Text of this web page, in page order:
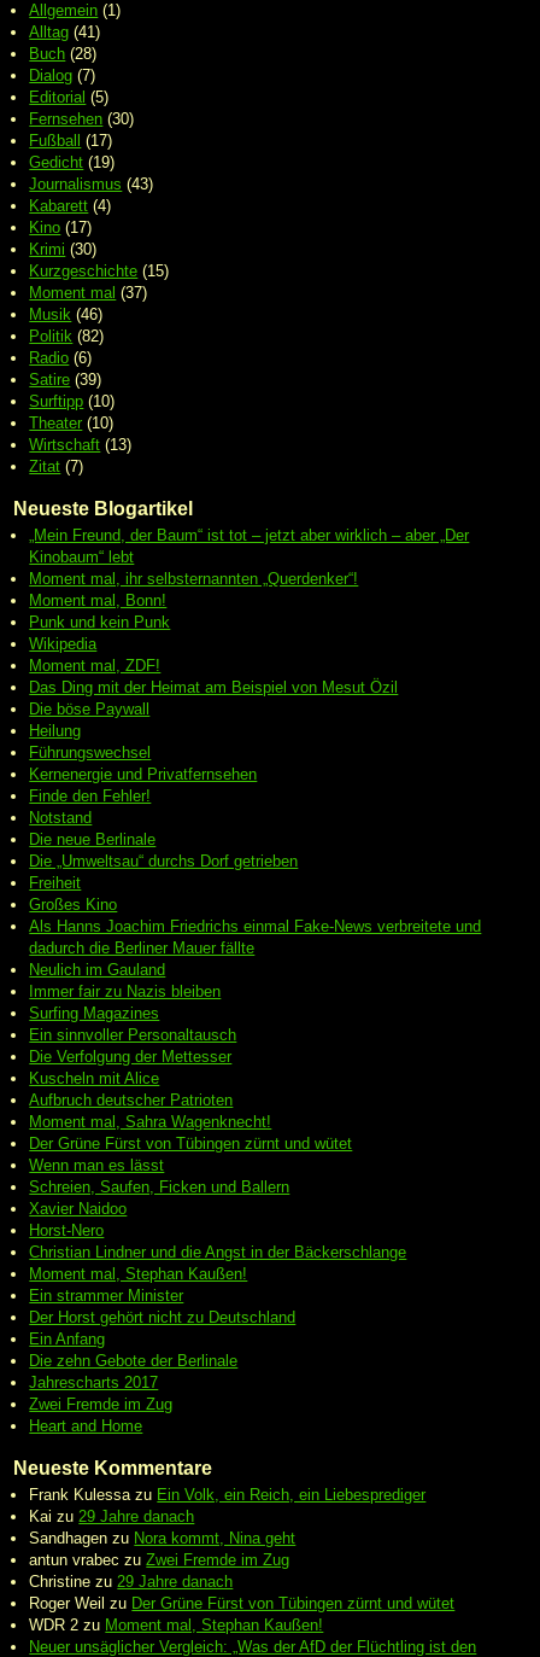
Allgemein (1)
Alltag (41)
Buch (28)
Dialog (7)
Editorial (5)
Fernsehen (30)
Fußball (17)
Gedicht (19)
Journalismus (43)
Kabarett (4)
Kino (17)
Krimi (30)
Kurzgeschichte (15)
Moment mal (37)
Musik (46)
Politik (82)
Radio (6)
Satire (39)
Surftipp (10)
Theater (10)
Wirtschaft (13)
Zitat (7)
Neueste Blogartikel
„Mein Freund, der Baum“ ist tot – jetzt aber wirklich – aber „Der
Kinobaum“ lebt
Moment mal, ihr selbsternannten „Querdenker“!
Moment mal, Bonn!
Punk und kein Punk
Wikipedia
Moment mal, ZDF!
Das Ding mit der Heimat am Beispiel von Mesut Özil
Die böse Paywall
Heilung
Führungswechsel
Kernenergie und Privatfernsehen
Finde den Fehler!
Notstand
Die neue Berlinale
Die „Umweltsau“ durchs Dorf getrieben
Freiheit
Großes Kino
Als Hanns Joachim Friedrichs einmal Fake-News verbreitete und
dadurch die Berliner Mauer fällte
Neulich im Gauland
Immer fair zu Nazis bleiben
Surfing Magazines
Ein sinnvoller Personaltausch
Die Verfolgung der Mettesser
Kuscheln mit Alice
Aufbruch deutscher Patrioten
Moment mal, Sahra Wagenknecht!
Der Grüne Fürst von Tübingen zürnt und wütet
Wenn man es lässt
Schreien, Saufen, Ficken und Ballern
Xavier Naidoo
Horst-Nero
Christian Lindner und die Angst in der Bäckerschlange
Moment mal, Stephan Kaußen!
Ein strammer Minister
Der Horst gehört nicht zu Deutschland
Ein Anfang
Die zehn Gebote der Berlinale
Jahrescharts 2017
Zwei Fremde im Zug
Heart and Home
Neueste Kommentare
Frank Kulessa zu Ein Volk, ein Reich, ein Liebesprediger
Kai zu 29 Jahre danach
Sandhagen zu Nora kommt, Nina geht
antun vrabec zuZwei Fremde im Zug
Christine zu 29 Jahre danach
Roger Weil zu Der Grüne Fürst von Tübingen zürnt und wütet
WDR 2 zu Moment mal, Stephan Kaußen!
Neuer unsäglicher Vergleich: „Was der AfD der Flüchtling ist den